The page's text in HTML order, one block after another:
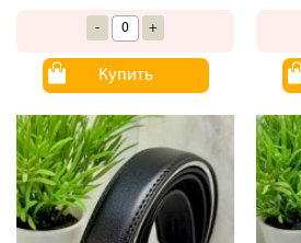
- +
Купить